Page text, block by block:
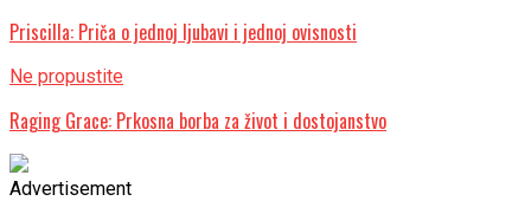
Priscilla: Priča o jednoj ljubavi i jednoj ovisnosti
Ne propustite
Raging Grace: Prkosna borba za život i dostojanstvo
Advertisement